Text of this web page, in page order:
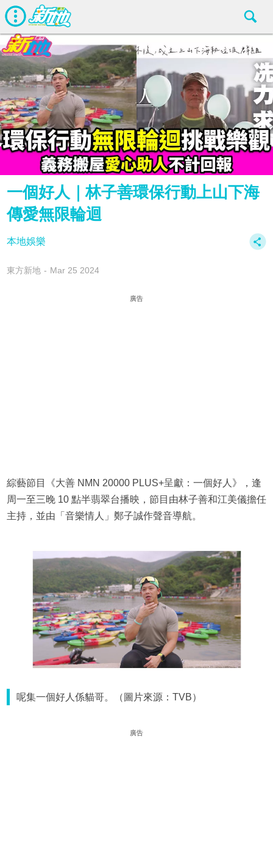
一個好人｜林子善環保行動上山下海
傳愛無限輪迴
本地娛樂
東方新地 Mar 25 2024
廣告
綜藝節目《大善 NMN 20000 PLUS+呈獻：一個好人》，逢
周一至三晚 10 點半翡翠台播映，節目由林子善和江美儀擔任
主持，並由「音樂情人」鄭子誠作聲音導航。
呢集一個好人係貓哥。（圖片來源：TVB）
廣告